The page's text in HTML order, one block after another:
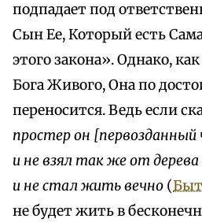
подпадает под
Сын Ее, Который есть
этого закона». Однако,
Бога Живого, Она по
переносится. Ведь если
простер он [первозданный
и не взял так же от дерева
и не стал жить вечно (
не будет жить в